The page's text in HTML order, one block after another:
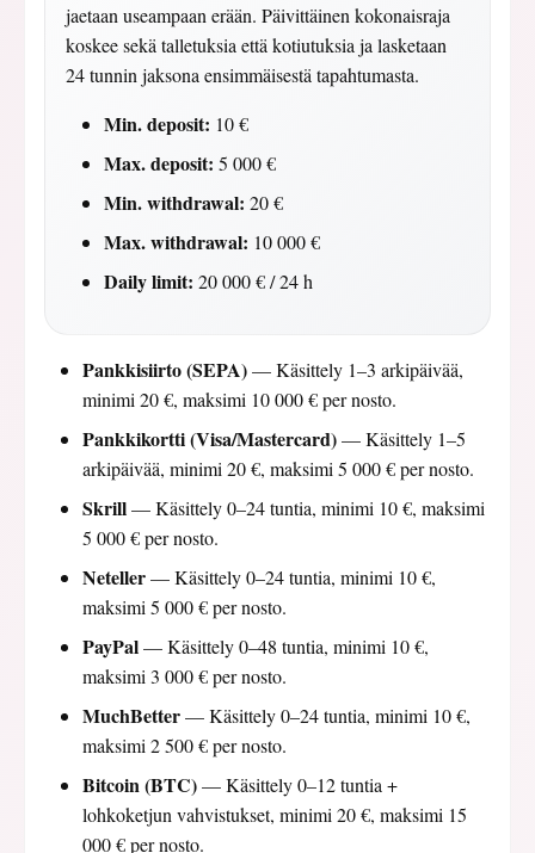
jaetaan useampaan erään. Päivittäinen kokonaisraja
koskee sekä talletuksia että kotiutuksia ja lasketaan
24 tunnin jaksona ensimmäisestä tapahtumasta.
Min. deposit: 10 €
Max. deposit: 5 000 €
Min. withdrawal: 20 €
Max. withdrawal: 10 000 €
Daily limit: 20 000 € / 24 h
Pankkisiirto (SEPA)— Käsittely 1–3 arkipäivää,
minimi 20 €, maksimi 10 000 € per nosto.
Pankkikortti (Visa/Mastercard)— Käsittely 1–5
arkipäivää, minimi 20 €, maksimi 5 000 € per nosto.
Skrill— Käsittely 0–24 tuntia, minimi 10 €, maksimi
5 000 € per nosto.
Neteller— Käsittely 0–24 tuntia, minimi 10 €,
maksimi 5 000 € per nosto.
PayPal— Käsittely 0–48 tuntia, minimi 10 €,
maksimi 3 000 € per nosto.
MuchBetter— Käsittely 0–24 tuntia, minimi 10 €,
maksimi 2 500 € per nosto.
Bitcoin (BTC)— Käsittely 0–12 tuntia +
lohkoketjun vahvistukset, minimi 20 €, maksimi 15
000 € per nosto.